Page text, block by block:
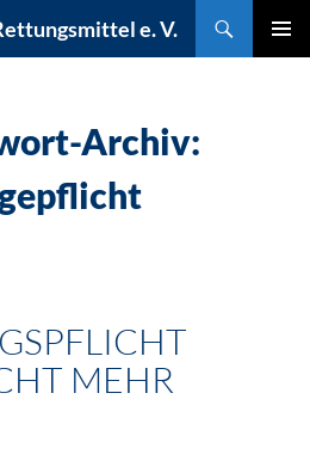
e. V.
Archiv:
MEHR